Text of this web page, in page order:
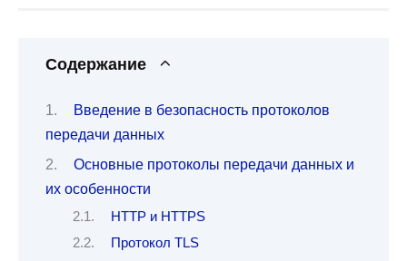
Содержание
Введение в безопасность протоколов
передачи данных
Основные протоколы передачи данных и
их особенности
HTTP и HTTPS
Протокол TLS